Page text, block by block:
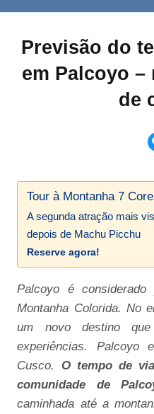
Previsão do
em Palcoyo –
de
Tour à Montanha 7
A segunda atração mais
depois de Machu Picchu
Reserve agora!
Palcoyo é
Montanha Colorida. No
um novo destino
experiências. Palcoyo
Cusco. O tempo de
comunidade de
caminhada até a